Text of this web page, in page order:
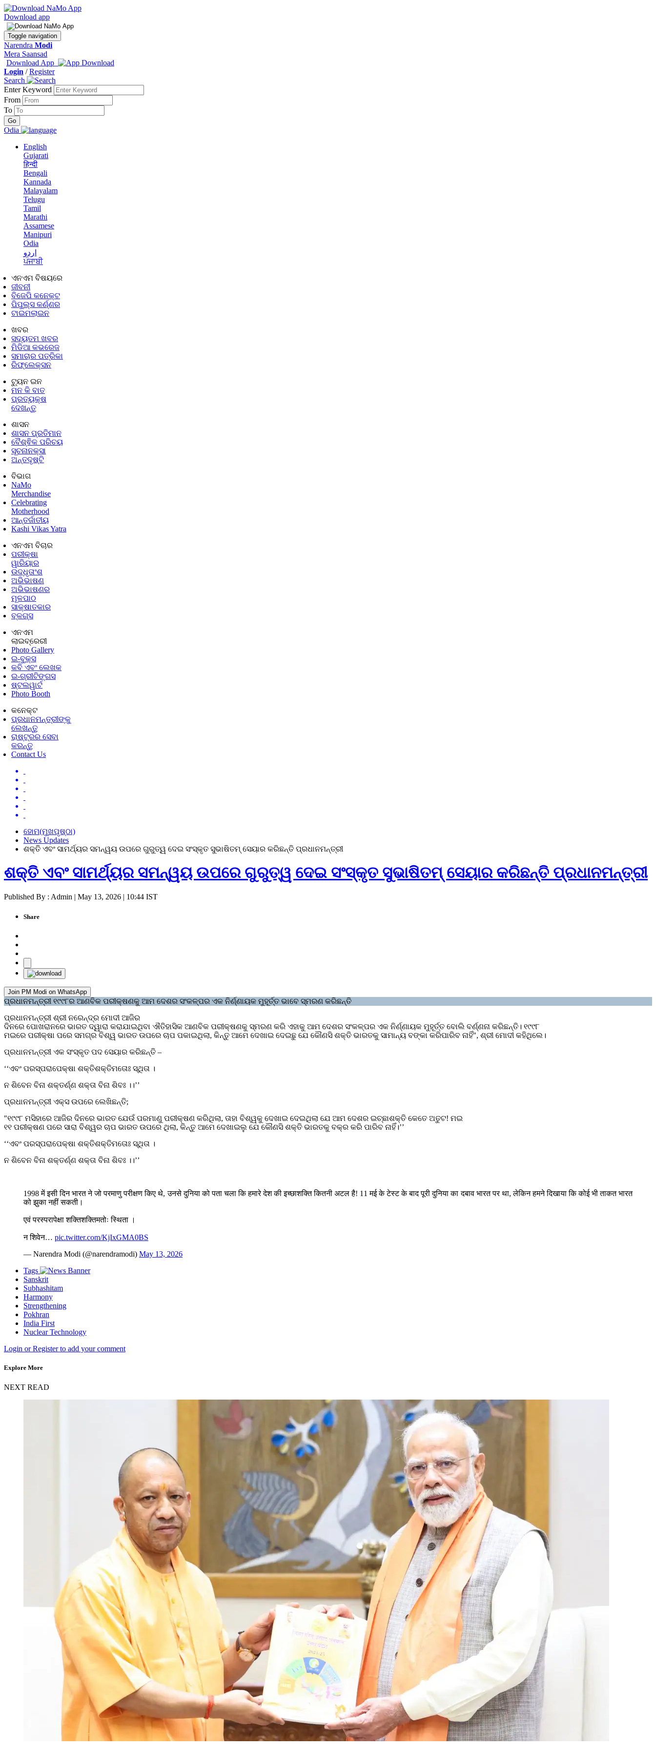
Download app
Toggle navigation
Narendra Modi
Mera Saansad
Download App
Login /Register
Search
Enter Keyword
From
To
Odia
English
Gujarati
हिन्दी
Bengali
Kannada
Malayalam
Telugu
Tamil
Marathi
Assamese
Manipuri
Odia
اردو
ਪੰਜਾਬੀ
ଏନଏମ ବିଷୟରେ
ଜୀବନୀ
ବିଜେପି କନେକ୍ଟ
ପିପୁଲ୍ସ କର୍ଣ୍ଣର
ଟାଇମଲାଇନ
ଖବର
ସଦ୍ୟତମ ଖବର
ମିଡିଆ କଭରେଜ
ସମାଚାର ପତ୍ରିକା
ରିଫ୍ଲେକ୍ସନ
ଟ୍ୟୁନ ଇନ
ମନ କି ବାତ
ପ୍ରତ୍ୟକ୍ଷ
ଦେଖନ୍ତୁ
ଶାସନ
ଶାସନ ପ୍ରତିମାନ
ବୈଶ୍ଵିକ ପରିଚୟ
ସୂଚନାନକ୍ସା
ଅନ୍ତଦୃଷ୍ଟି
ବିଭାଗ
NaMo
Merchandise
Celebrating
Motherhood
ଆନ୍ତର୍ଜାତୀୟ
Kashi Vikas Yatra
ଏନଏମ ବିଚାର
ପରୀକ୍ଷା
ୱାରିୟାର
ଉଦ୍ଧୃତାଂଶ
ଅଭିଭାଷଣ
ଅଭିଭାଷଣର
ମୂଳପାଠ
ସାକ୍ଷାତକାର
ବ୍ଳଗ୍ସ
ଏନଏମ
ଲାଇବ୍ରେରୀ
Photo Gallery
ଇ-ବୁକ୍ସ
କବି ଏବଂ ଲେଖକ
ଇ-ଗ୍ରୀଟିଙ୍ଗସ
ଷ୍ଟଲୱାର୍ଟ
Photo Booth
କନେକ୍ଟ
ପ୍ରଧାନମନ୍ତ୍ରୀଙ୍କୁ
ଲେଖନ୍ତୁ
ରାଷ୍ଟ୍ରର ସେବା
କରନ୍ତୁ
Contact Us
ହୋମ(ମୁଖପୃଷ୍ଠା)
News Updates
ଶକ୍ତି ଏବଂ ସାମର୍ଥ୍ୟର ସମନ୍ୱୟ ଉପରେ ଗୁରୁତ୍ୱ ଦେଇ ସଂସ୍କୃତ ସୁଭାଷିତମ୍ ସେୟାର କରିଛନ୍ତି ପ୍ରଧାନମନ୍ତ୍ରୀ
ଶକ୍ତି ଏବଂ ସାମର୍ଥ୍ୟର ସମନ୍ୱୟ ଉପରେ ଗୁରୁତ୍ୱ ଦେଇ ସଂସ୍କୃତ ସୁଭାଷିତମ୍ ସେୟାର କରିଛନ୍ତି ପ୍ରଧାନମନ୍ତ୍ରୀ
Published By : Admin | May 13, 2026 | 10:44 IST
Share
Join PM Modi on WhatsApp
ପ୍ରଧାନମନ୍ତ୍ରୀ ୧୯୯୮ର ଆଣବିକ ପରୀକ୍ଷଣକୁ ଆମ ଦେଶର ସଂକଳ୍ପର ଏକ ନିର୍ଣ୍ଣାୟକ ମୁହୂର୍ତ୍ତ ଭାବେ ସ୍ମରଣ କରିଛନ୍ତି
ପ୍ରଧାନମନ୍ତ୍ରୀ ଶ୍ରୀ ନରେନ୍ଦ୍ର ମୋଦୀ ଆଜିର
ଦିନରେ ପୋଖରାନରେ ଭାରତ ଦ୍ୱାରା କରାଯାଇଥିବା ଐତିହାସିକ ଆଣବିକ ପରୀକ୍ଷଣକୁ ସ୍ମରଣ କରି ଏହାକୁ ଆମ ଦେଶର ସଂକଳ୍ପର ଏକ ନିର୍ଣ୍ଣାୟକ ମୁହୂର୍ତ୍ତ ବୋଲି ବର୍ଣ୍ଣନା କରିଛନ୍ତି। ୧୯୯୮
ମଇରେ ପରୀକ୍ଷା ପରେ ସମଗ୍ର ବିଶ୍ୱ ଭାରତ ଉପରେ ଚାପ ପକାଇଥିଲା, କିନ୍ତୁ ଆମେ ଦେଖାଇ ଦେଇଛୁ ଯେ କୌଣସି ଶକ୍ତି ଭାରତକୁ ସାମାନ୍ୟ ବଙ୍କା କରିପାରିବ ନାହିଁ", ଶ୍ରୀ ମୋଦୀ କହିଥିଲେ।
ପ୍ରଧାନମନ୍ତ୍ରୀ ଏକ ସଂସ୍କୃତ ପଦ ସେୟାର କରିଛନ୍ତି –
‘‘ଏବଂ ପରସ୍ପରାପେକ୍ଷା ଶକ୍ତିଶକ୍ତିମତୋଃ ସ୍ଥିତା ।
ନ ଶିବେନ ବିନା ଶକ୍ତର୍ଣ୍ଣ ଶକ୍ତା ବିନା ଶିବଃ ।।’’
ପ୍ରଧାନମନ୍ତ୍ରୀ ଏକ୍ସ ଉପରେ ଲେଖିଛନ୍ତି;
"୧୯୯୮ ମସିହାରେ ଆଜିର ଦିନରେ ଭାରତ ଯେଉଁ ପରମାଣୁ ପରୀକ୍ଷଣ କରିଥିଲା, ତାହା ବିଶ୍ୱକୁ ଦେଖାଇ ଦେଇଥିଲା ଯେ ଆମ ଦେଶର ଇଚ୍ଛାଶକ୍ତି କେତେ ଅତୁଟ! ମଇ
୧୧ ପରୀକ୍ଷଣ ପରେ ସାରା ବିଶ୍ୱର ଚାପ ଭାରତ ଉପରେ ଥିଲା, କିନ୍ତୁ ଆମେ ଦେଖାଇଲୁ ଯେ କୌଣସି ଶକ୍ତି ଭାରତକୁ ବକ୍ର କରି ପାରିବ ନାହିଁ।’’
‘‘ଏବଂ ପରସ୍ପରାପେକ୍ଷା ଶକ୍ତିଶକ୍ତିମତୋଃ ସ୍ଥିତା ।
ନ ଶିବେନ ବିନା ଶକ୍ତର୍ଣ୍ଣ ଶକ୍ତା ବିନା ଶିବଃ ।।’’
1998 में इसी दिन भारत ने जो परमाणु परीक्षण किए थे, उनसे दुनिया को पता चला कि हमारे देश की इच्छाशक्ति कितनी अटल है! 11 मई के टेस्ट के बाद पूरी दुनिया का दबाव भारत पर था, लेकिन हमने दिखाया कि कोई भी ताकत भारत
को झुका नहीं सकती।
एवं परस्परापेक्षा शक्तिशक्तिमतोः स्थिता ।
न शिवेन… pic.twitter.com/KjIxGMA0BS
— Narendra Modi (@narendramodi) May 13, 2026
Tags
Sanskrit
Subhashitam
Harmony
Strengthening
Pokhran
India First
Nuclear Technology
Login or Register to add your comment
Explore More
NEXT READ